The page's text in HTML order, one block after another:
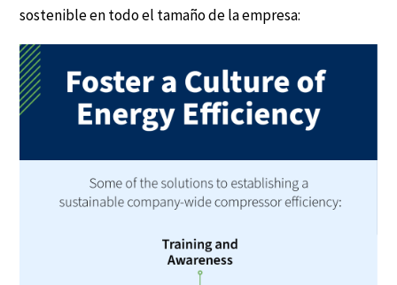
sostenible en todo el tamaño de la empresa: